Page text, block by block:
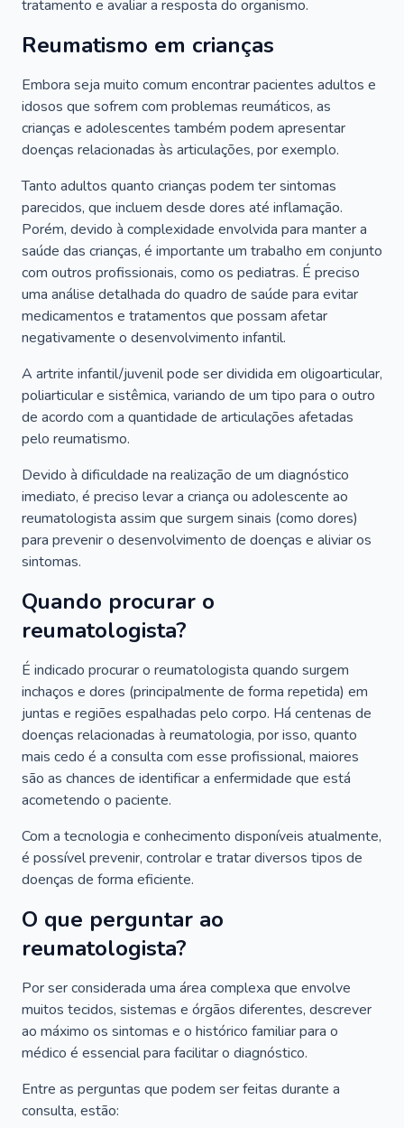
tratamento e avaliar a resposta do organismo.
Reumatismo em crianças
Embora seja muito comum encontrar pacientes adultos e
idosos que sofrem com problemas reumáticos, as
crianças e adolescentes também podem apresentar
doenças relacionadas às articulações, por exemplo.
Tanto adultos quanto crianças podem ter sintomas
parecidos, que incluem desde dores até inflamação.
Porém, devido à complexidade envolvida para manter a
saúde das crianças, é importante um trabalho em conjunto
com outros profissionais, como os pediatras. É preciso
uma análise detalhada do quadro de saúde para evitar
medicamentos e tratamentos que possam afetar
negativamente o desenvolvimento infantil.
A artrite infantil/juvenil pode ser dividida em oligoarticular,
poliarticular e sistêmica, variando de um tipo para o outro
de acordo com a quantidade de articulações afetadas
pelo reumatismo.
Devido à dificuldade na realização de um diagnóstico
imediato, é preciso levar a criança ou adolescente ao
reumatologista assim que surgem sinais (como dores)
para prevenir o desenvolvimento de doenças e aliviar os
sintomas.
Quando procurar o
reumatologista?
É indicado procurar o reumatologista quando surgem
inchaços e dores (principalmente de forma repetida) em
juntas e regiões espalhadas pelo corpo. Há centenas de
doenças relacionadas à reumatologia, por isso, quanto
mais cedo é a consulta com esse profissional, maiores
são as chances de identificar a enfermidade que está
acometendo o paciente.
Com a tecnologia e conhecimento disponíveis atualmente,
é possível prevenir, controlar e tratar diversos tipos de
doenças de forma eficiente.
O que perguntar ao
reumatologista?
Por ser considerada uma área complexa que envolve
muitos tecidos, sistemas e órgãos diferentes, descrever
ao máximo os sintomas e o histórico familiar para o
médico é essencial para facilitar o diagnóstico.
Entre as perguntas que podem ser feitas durante a
consulta, estão: